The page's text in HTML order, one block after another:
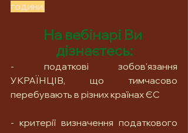
години.
На вебінарі Ви
дізнаєтесь:
- податкові зобов'язання
УКРАЇНЦІВ, що тимчасово
перебувають в різних країнах ЄС
- критерії визначення податкового